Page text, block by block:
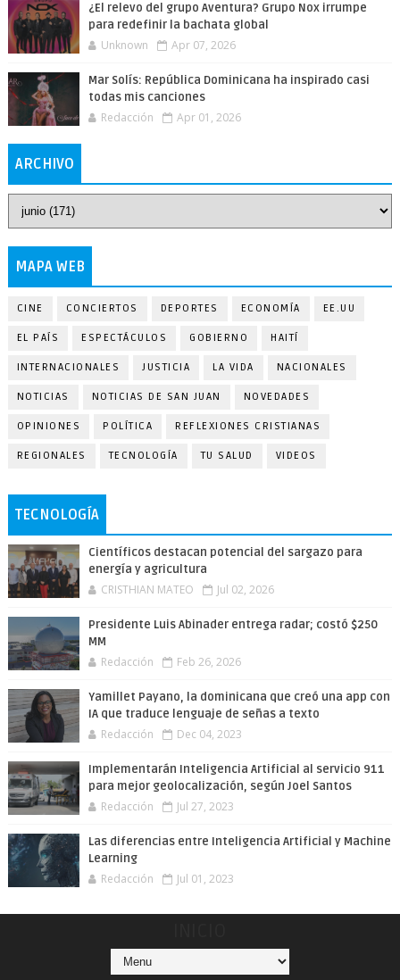
¿El relevo del grupo Aventura? Grupo Nox irrumpe
para redefinir la bachata global
Unknown Apr 07, 2026
Mar Solís: República Dominicana ha inspirado casi
todas mis canciones
Redacción Apr 01, 2026
ARCHIVO
MAPA WEB
CINE CONCIERTOS DEPORTES ECONOMÍA EE.UU
EL PAÍS ESPECTÁCULOS GOBIERNO HAITÍ
INTERNACIONALES JUSTICIA LA VIDA NACIONALES
NOTICIAS NOTICIAS DE SAN JUAN NOVEDADES
OPINIONES POLÍTICA REFLEXIONES CRISTIANAS
REGIONALES TECNOLOGÍA TU SALUD VIDEOS
TECNOLOGÍA
Científicos destacan potencial del sargazo para
energía y agricultura
CRISTHIAN MATEO Jul 02, 2026
Presidente Luis Abinader entrega radar; costó $250
MM
Redacción Feb 26, 2026
Yamillet Payano, la dominicana que creó una app con
IA que traduce lenguaje de señas a texto
Redacción Dec 04, 2023
Implementarán Inteligencia Artificial al servicio 911
para mejor geolocalización, según Joel Santos
Redacción Jul 27, 2023
Las diferencias entre Inteligencia Artificial y Machine
Learning
Redacción Jul 01, 2023